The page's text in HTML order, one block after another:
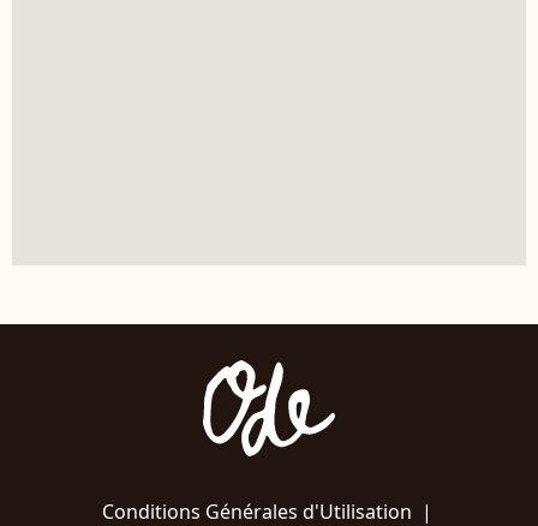
Conditions Générales d'Utilisation |